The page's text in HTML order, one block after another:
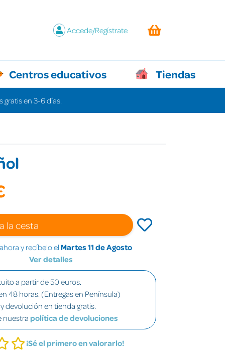
Accede/Regístrate
Centros educativos Tiendas
gratis en 3-6 días.
la cesta
y recíbelo el Martes 11 de Agosto
Ver detalles
a partir de 50 euros.
48 horas. (Entregas en Península)
devolución en tienda gratis.
nuestra política de devoluciones
¡Sé el primero en valorarlo!